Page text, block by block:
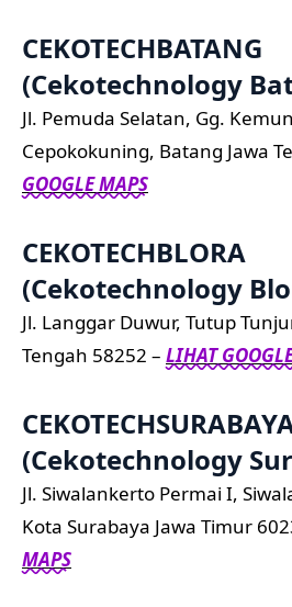
CEKOTECHBATANG
(Cekotechnology
Jl. Pemuda Selatan, Gg.
Cepokokuning, Batang Jawa
GOOGLE MAPS
CEKOTECHBLORA
(Cekotechnology
Jl. Langgar Duwur, Tutup
Tengah 58252 – LIHAT
(Cekotechnology
Jl. Siwalankerto Permai I,
Kota Surabaya Jawa Timur
MAPS